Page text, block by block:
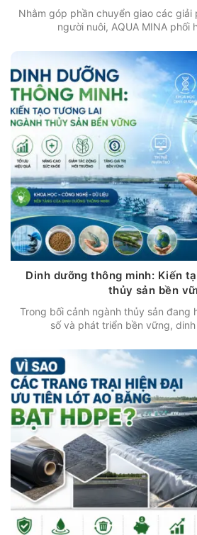
Nhằm góp phần chuyển giao các giải
người nuôi, AQUA MINA phối
Dinh dưỡng thông minh: Kiến
thủy sản bền
Trong bối cảnh ngành thủy sản đang
số và phát triển bền vững,